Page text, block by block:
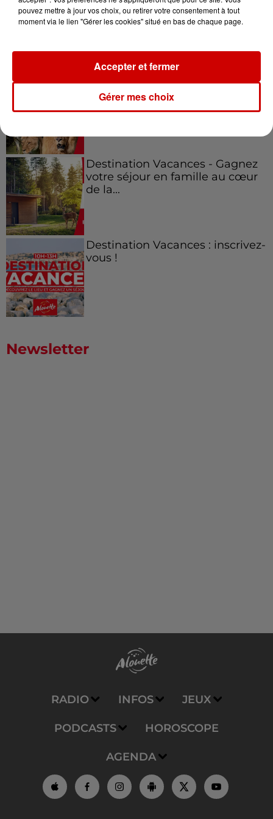
Jeux Voir plus
Le Duel - Gagnez vos entrées
pour l'un des zoos de nos
régions !
Destination Vacances - Gagnez
votre séjour en famille au cœur
de la...
Destination Vacances : inscrivez-
vous !
Newsletter
RADIO INFOS JEUX
PODCASTS HOROSCOPE
AGENDA
pouvez mettre à jour vos choix, ou retirer votre consentement à tout
moment via le lien "Gérer les cookies" situé en bas de chaque page.
Gérer mes choix
Accepter et fermer